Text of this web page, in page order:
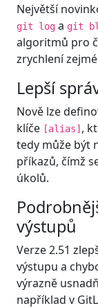
Největší
git log a git
algoritmů pro
zrychlení
Lepší
Nově lze
klíče [alias],
tedy může být
příkazů, čímž
úkolů.
výstupů
Verze 2.51
výstupu a
výrazně
například v